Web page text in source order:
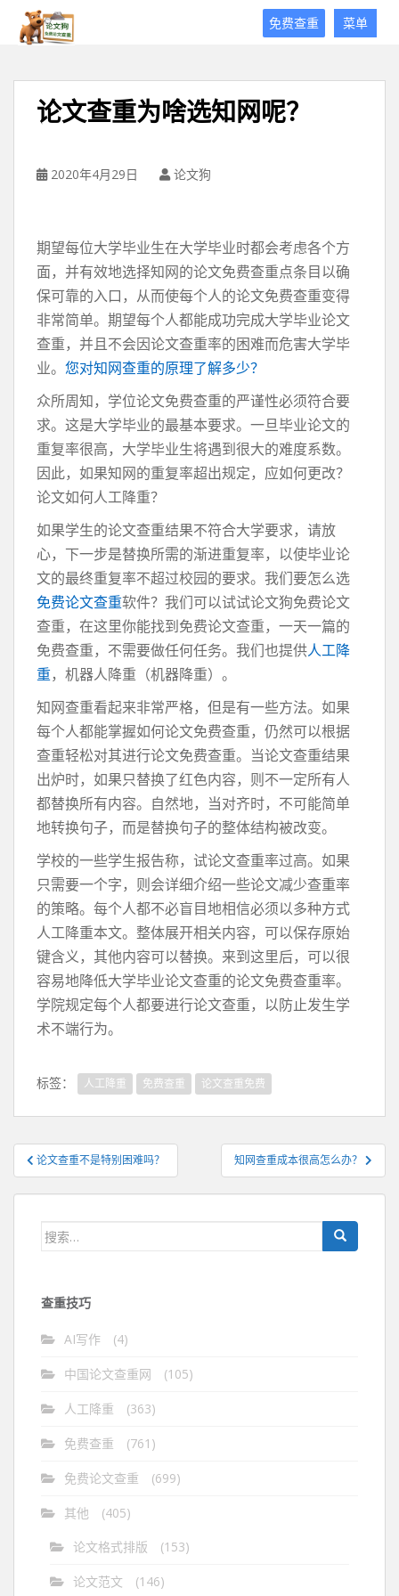
菜单
免费查重
论文查重为啥选知网呢？
2020年4月29日 论文狗
期望每位大学毕业生在大学毕业时都会考虑各个方
面，并有效地选择知网的论文免费查重点条目以确
保可靠的入口，从而使每个人的论文免费查重变得
非常简单。期望每个人都能成功完成大学毕业论文
查重，并且不会因论文查重率的困难而危害大学毕
业。 您对知网查重的原理了解多少？
众所周知，学位论文免费查重的严谨性必须符合要
求。这是大学毕业的最基本要求。一旦毕业论文的
重复率很高，大学毕业生将遇到很大的难度系数。
因此，如果知网的重复率超出规定，应如何更改？
论文如何人工降重？
如果学生的论文查重结果不符合大学要求，请放
心，下一步是替换所需的渐进重复率，以使毕业论
文的最终重复率不超过校园的要​​求。我们要怎么选
免费论文查重软件？我们可以试试论文狗免费论文
查重，在这里你能找到免费论文查重，一天一篇的
免费查重，不需要做任何任务。我们也提供人工降
重，机器人降重（机器降重）。
知网查重看起来非常严格，但是有一些方法。如果
每个人都能掌握如何论文免费查重，仍然可以根据
查重轻松对其进行论文免费查重。当论文查重结果
出炉时，如果只替换了红色内容，则不一定所有人
都替换所有内容。自然地，当对齐时，不可能简单
地转换句子，而是替换句子的整体结构被改变。
学校的一些学生报告称，试论文查重率过高。如果
只需要一个字，则会详细介绍一些论文减少查重率
的策略。每个人都不必盲目地相信必须以多种方式
人工降重本文。整体展开相关内容，可以保存原始
键含义，其他内容可以替换。来到这里后，可以很
容易地降低大学毕业论文查重的论文免费查重率。
学院规定每个人都要进行论文查重，以防止发生学
术不端行为。
标签： 人工降重 免费查重 论文查重免费
文
章
导
论文查重不是特别困难吗？ 知网查重成本很高怎么办？
搜
查重技巧
AI写作 (4)
中国论文查重网 (105)
人工降重 (363)
免费查重 (761)
免费论文查重 (699)
其他
(405)
论文格式排版
(153)
论文范文 (146)